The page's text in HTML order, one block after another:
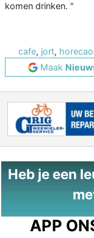
komen drinken. "
cafe, jort,
Maak
Heb je een
APP